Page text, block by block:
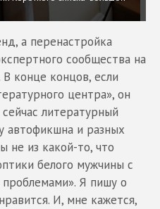
а перенастройка
сообщества на
конце концов, если
центра», он
литературный
автофикшна и разных
не из какой-то, что
белого мужчины с
Я пишу о
И, мне кажется,